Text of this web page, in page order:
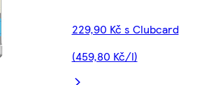
229,90 Kč s Clubcard
(459,80 Kč/l)